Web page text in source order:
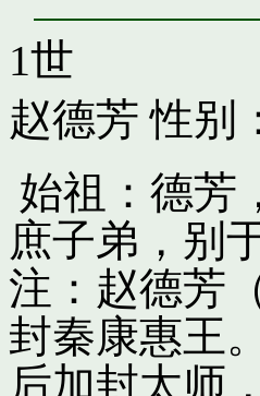
1世
赵德芳 性别
始祖：德芳
庶子弟，别
注：赵德芳
封秦康惠王
后加封太师